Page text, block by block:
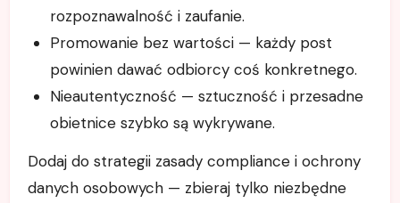
rozpoznawalność i zaufanie.
Promowanie bez wartości — każdy post
powinien dawać odbiorcy coś konkretnego.
Nieautentyczność — sztuczność i przesadne
obietnice szybko są wykrywane.
Dodaj do strategii zasady compliance i ochrony
danych osobowych — zbieraj tylko niezbędne